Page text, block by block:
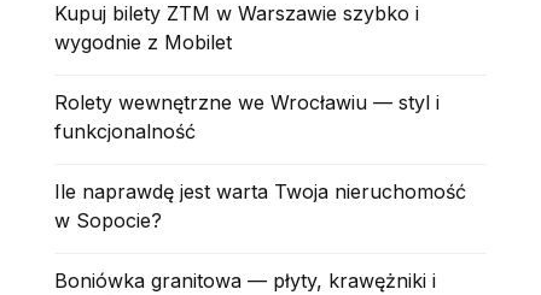
Kupuj bilety ZTM w Warszawie szybko i
wygodnie z Mobilet
Rolety wewnętrzne we Wrocławiu — styl i
funkcjonalność
Ile naprawdę jest warta Twoja nieruchomość
w Sopocie?
Boniówka granitowa — płyty, krawężniki i